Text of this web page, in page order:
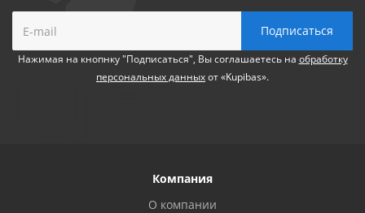
Нажимая на кнопнку "Подписаться", Вы соглашаетесь на обработку
персональных данныхот «Kupibas».
Компания
О компании